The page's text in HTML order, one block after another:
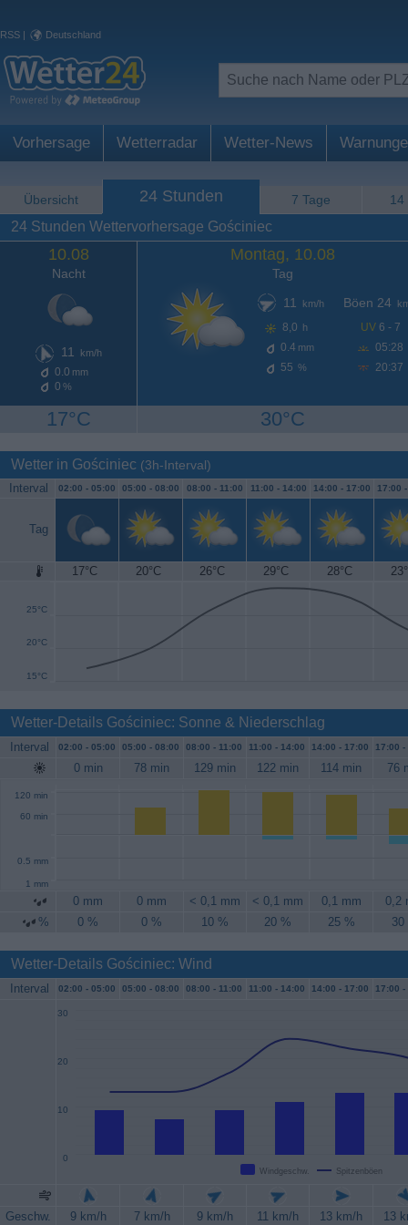
RSS | Deutschland
Vorhersage Wetterradar Wetter-News
Übersicht 24 Stunden 7 Tage 14
24 Stunden Wettervorhersage Gościniec
10.08
Nacht
11 km/h
0.0 mm
0 %
17°C
Montag, 10.08
Tag
11
km/h
8,0 h
0.4 mm
55 %
Böen 24
UV 6 - 7
05:28
20:37
30°C
Wetter in Gościniec (3h-Interval)
Interval 02:00 - 05:00 05:00 - 08:00 08:00 - 11:00 11:00 - 14:00 14:00 - 17:00 17:00
Tag
17°C 20°C 26°C 29°C 28°C
15°C
20°C
25°C
30°C
Wetter-Details Gościniec: Sonne & Niederschlag
Interval 02:00 - 05:00 05:00 - 08:00 08:00 - 11:00 11:00 - 14:00 14:00 - 17:00 17:00 -
0 min 78 min 129 min 122 min 114 min 76
60 min
120 min
0.5 mm
1 mm
0 mm 0 mm < 0,1 mm < 0,1 mm 0,1 mm
0,2
%
0 % 0 % 10 % 20 % 25 % 30
Wetter-Details Gościniec: Wind
Interval 02:00 - 05:00 05:00 - 08:00 08:00 - 11:00 11:00 - 14:00 14:00 - 17:00 17:00 -
Windgeschw. Spitzenböen
0
10
20
30
Geschw. 9 km/h 7 km/h 9 km/h 11 km/h 13 km/h
13